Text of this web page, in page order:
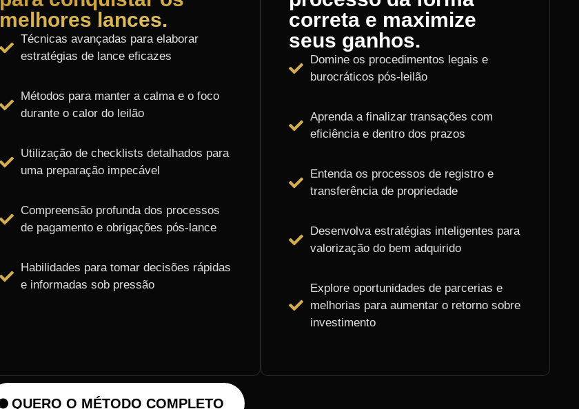
melhores lances.
Técnicas avançadas para elaborar
estratégias de lance eficazes
Métodos para manter a calma e o foco
durante o calor do leilão
Utilização de checklists detalhados para
uma preparação impecável
Compreensão profunda dos processos
de pagamento e obrigações pós-lance
Habilidades para tomar decisões rápidas
e informadas sob pressão
correta e maximize
seus ganhos.
Domine os procedimentos legais e
burocráticos pós-leilão
Aprenda a finalizar transações com
eficiência e dentro dos prazos
Entenda os processos de registro e
transferência de propriedade
Desenvolva estratégias inteligentes para
valorização do bem adquirido
Explore oportunidades de parcerias e
melhorias para aumentar o retorno sobre
investimento
QUERO O MÉTODO COMPLETO